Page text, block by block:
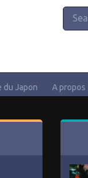
du Japon A propos